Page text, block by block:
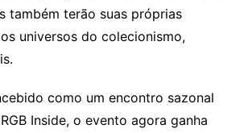
também terão suas próprias
universos do colecionismo,
como um encontro sazonal
Inside, o evento agora ganha